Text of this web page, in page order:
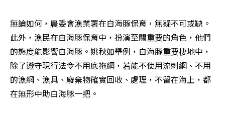
無論如何，農委會漁業署在白海豚保育，無疑不可或缺。
此外，漁民在白海豚保育中，扮演至關重要的角色，他們
的態度能影響白海豚。姚秋如舉例，白海豚重要棲地中，
除了遵守現行法令不用底拖網，若能不使用流刺網、不用
的漁網、漁具、廢棄物確實回收、處理，不留在海上，都
在無形中助白海豚一把。